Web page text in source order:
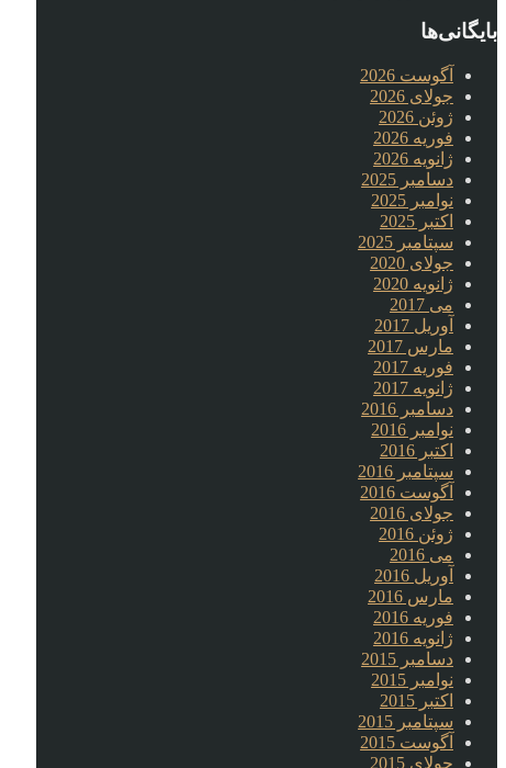
بایگانی‌ها
آگوست 2026
جولای 2026
ژوئن 2026
فوریه 2026
ژانویه 2026
دسامبر 2025
نوامبر 2025
اکتبر 2025
سپتامبر 2025
جولای 2020
ژانویه 2020
می 2017
آوریل 2017
مارس 2017
فوریه 2017
ژانویه 2017
دسامبر 2016
نوامبر 2016
اکتبر 2016
سپتامبر 2016
آگوست 2016
جولای 2016
ژوئن 2016
می 2016
آوریل 2016
مارس 2016
فوریه 2016
ژانویه 2016
دسامبر 2015
نوامبر 2015
اکتبر 2015
سپتامبر 2015
آگوست 2015
جولای 2015